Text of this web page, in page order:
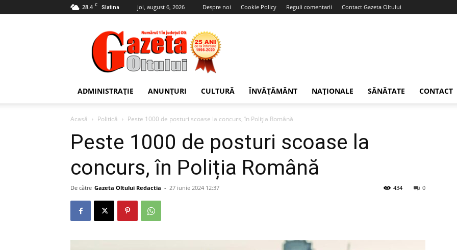
28.4 C Slatina joi, august 6, 2026 Despre noi Cookie Policy Reguli comentarii Contact Gazeta Oltului
Gazeta
Oltului
ADMINISTRAȚIE ANUNȚURI CULTURĂ ÎNVĂȚĂMÂNT NAȚIONALE SĂNĂTATE CONTACT
Acasă Politică Peste 1000 de posturi scoase la concurs, în Poliția Română
Peste 1000 de posturi scoase la
concurs, în Poliția Română
De către Gazeta Oltului Redactia - 27 iunie 2024 12:37 0
434